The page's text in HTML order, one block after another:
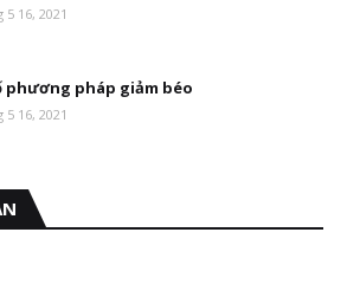
5 16, 2021
phương pháp giảm béo
5 16, 2021